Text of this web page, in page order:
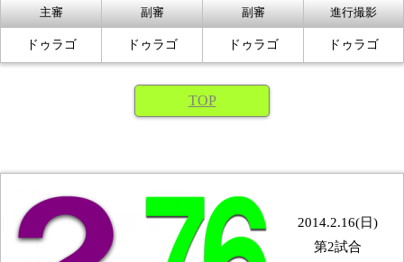
主審 副審 副審 進行撮影
ドゥラゴ ドゥラゴ ドゥラゴ ドゥラゴ
TOP
2014.2.16(日)
第2試合